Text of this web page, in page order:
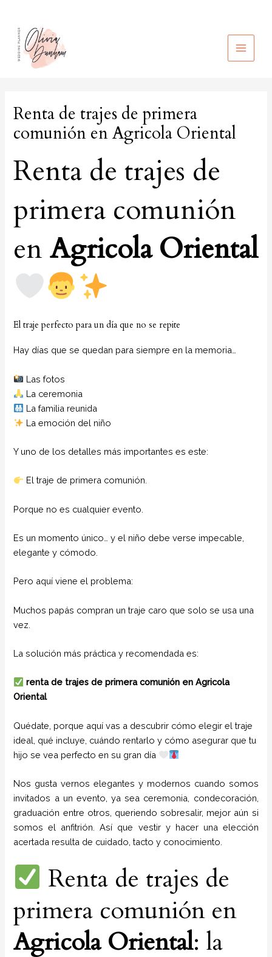
contenido
MAIN
Renta de trajes de primera
comunión en Agricola Oriental
Renta de trajes de
primera comunión
enAgricola Oriental
El traje perfecto para un día que no se repite
Hay días que se quedan para siempre en la memoria…
Las fotos
La ceremonia
La familia reunida
La emoción del niño
Y uno de los detalles más importantes es este:
El traje de primera comunión.
Porque no es cualquier evento.
Es un momento único… y el niño debe verse impecable,
elegante y cómodo.
Pero aquí viene el problema:
Muchos papás compran un traje caro que solo se usa una
vez.
La solución más práctica y recomendada es:
renta de trajes de primera comunión en Agricola
Oriental
Quédate, porque aquí vas a descubrir cómo elegir el traje
ideal, qué incluye, cuándo rentarlo y cómo asegurar que tu
hijo se vea perfecto en su gran día
Nos gusta vernos elegantes y modernos cuando somos
invitados a un evento, ya sea ceremonia, condecoración,
graduación entre otros, queriendo sobresalir, mejor aún si
somos el anfitrión. Así que vestir y hacer una elección
acertada resulta de cuidado, tacto y conocimiento.
Renta de trajes de
primera comunión en
Agricola Oriental: la